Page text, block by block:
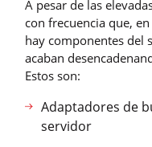
A pesar de las
con frecuencia que,
hay componentes del
acaban
Estos son:
Adaptadores de
servidor